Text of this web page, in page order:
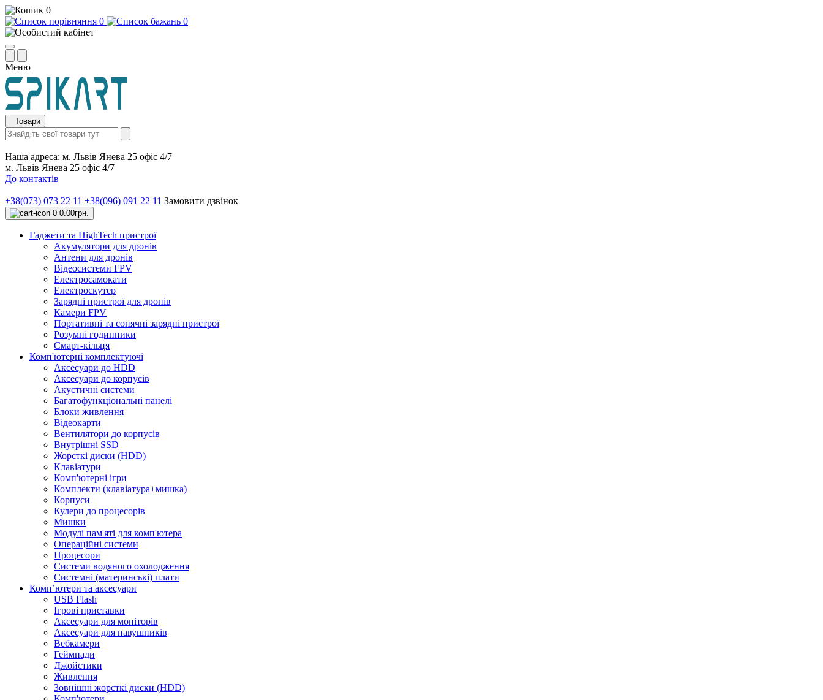
0
0
0
Меню
Товари
Наша адреса: м. Львів Янева 25 офіс 4/7
м. Львів Янева 25 офіс 4/7
До контактів
+38(073) 073 22 11 +38(096) 091 22 11 Замовити дзвінок
0 0.00грн.
Гаджети та HighTech пристрої
Акумулятори для дронів
Антени для дронів
Відеосистеми FPV
Електросамокати
Електроскутер
Зарядні пристрої для дронів
Камери FPV
Портативні та сонячні зарядні пристрої
Розумні годинники
Смарт-кільця
Комп'ютерні комплектуючі
Аксесуари до HDD
Аксесуари до корпусів
Акустичні системи
Багатофункціональні панелі
Блоки живлення
Відеокарти
Вентилятори до корпусів
Внутрішні SSD
Жорсткі диски (HDD)
Клавіатури
Комп'ютерні ігри
Комплекти (клавіатура+мишка)
Корпуси
Кулери до процесорів
Мишки
Модулі пам'яті для комп'ютера
Операційні системи
Процесори
Системи водяного охолодження
Системні (материнські) плати
Компʼютери та аксесуари
USB Flash
Ігрові приставки
Аксесуари для моніторів
Аксесуари для навушників
Вебкамери
Геймпади
Джойстики
Живлення
Зовнішні жорсткі диски (HDD)